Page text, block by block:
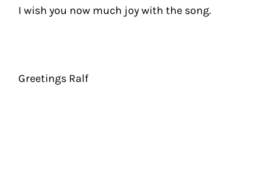
I wish you now much joy with the song.
Greetings Ralf